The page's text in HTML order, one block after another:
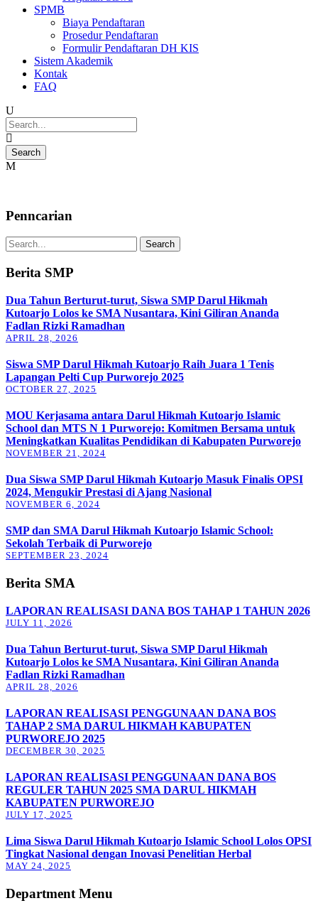
SPMB
Biaya Pendaftaran
Prosedur Pendaftaran
Formulir Pendaftaran DH KIS
Sistem Akademik
Kontak
FAQ
Penncarian
Berita SMP
Dua Tahun Berturut-turut, Siswa SMP Darul Hikmah
Kutoarjo Lolos ke SMA Nusantara, Kini Giliran Ananda
Fadlan Rizki Ramadhan
APRIL 28, 2026
Siswa SMP Darul Hikmah Kutoarjo Raih Juara 1 Tenis
Lapangan Pelti Cup Purworejo 2025
OCTOBER 27, 2025
MOU Kerjasama antara Darul Hikmah Kutoarjo Islamic
School dan MTS N 1 Purworejo: Komitmen Bersama untuk
Meningkatkan Kualitas Pendidikan di Kabupaten Purworejo
NOVEMBER 21, 2024
Dua Siswa SMP Darul Hikmah Kutoarjo Masuk Finalis OPSI
2024, Mengukir Prestasi di Ajang Nasional
NOVEMBER 6, 2024
SMP dan SMA Darul Hikmah Kutoarjo Islamic School:
Sekolah Terbaik di Purworejo
SEPTEMBER 23, 2024
Berita SMA
LAPORAN REALISASI DANA BOS TAHAP 1 TAHUN 2026
JULY 11, 2026
Dua Tahun Berturut-turut, Siswa SMP Darul Hikmah
Kutoarjo Lolos ke SMA Nusantara, Kini Giliran Ananda
Fadlan Rizki Ramadhan
APRIL 28, 2026
LAPORAN REALISASI PENGGUNAAN DANA BOS
TAHAP 2 SMA DARUL HIKMAH KABUPATEN
PURWOREJO 2025
DECEMBER 30, 2025
LAPORAN REALISASI PENGGUNAAN DANA BOS
REGULER TAHUN 2025 SMA DARUL HIKMAH
KABUPATEN PURWOREJO
JULY 17, 2025
Lima Siswa Darul Hikmah Kutoarjo Islamic School Lolos OPSI
Tingkat Nasional dengan Inovasi Penelitian Herbal
MAY 24, 2025
Department Menu